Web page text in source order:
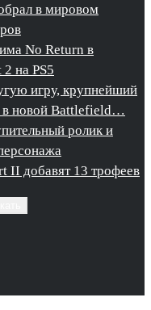
в мировом
No Return в
на PS5
игру, крупнейший
в новой Battlefield…
ролик и
II добавят 13 трофеев